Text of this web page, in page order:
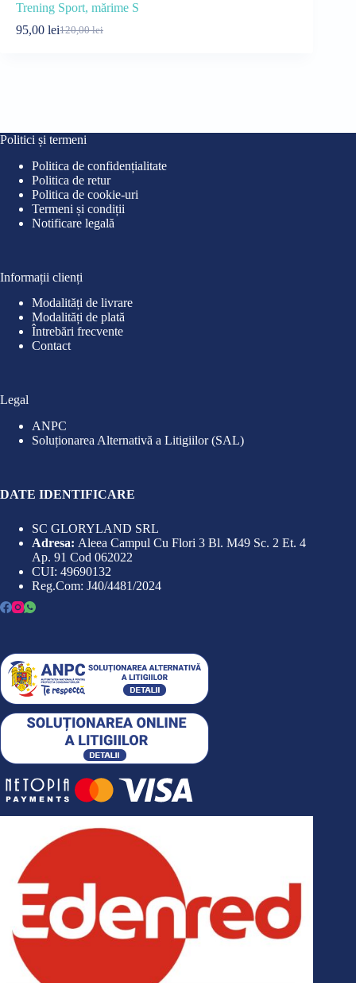
Trening Sport, mărime S
120,00lei
Prețul
95,00 leiPrețul
Politici și termeni
Politica de confidențialitate
Politica de retur
Politica de cookie-uri
Termeni și condiții
Notificare legală
Informații clienți
Modalități de livrare
Modalități de plată
Întrebări frecvente
Contact
Legal
ANPC
Soluționarea Alternativă a Litigiilor (SAL)
DATE IDENTIFICARE
SC GLORYLAND SRL
Adresa: Aleea Campul Cu Flori 3 Bl. M49 Sc. 2 Et. 4
Ap. 91 Cod 062022
CUI: 49690132
Reg.Com: J40/4481/2024